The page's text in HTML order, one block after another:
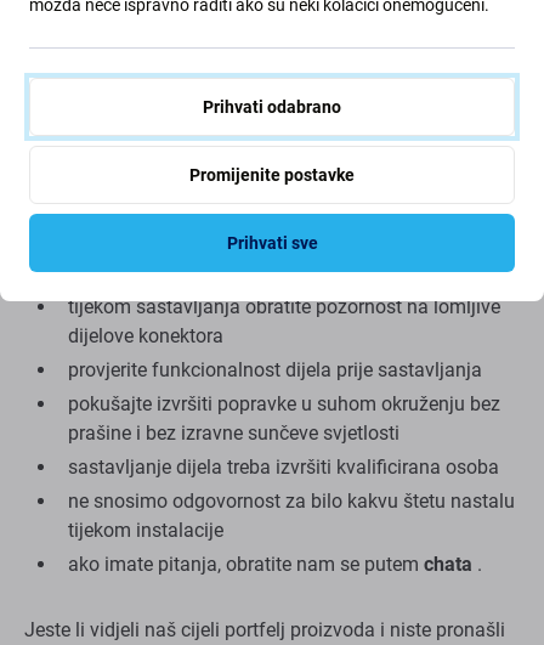
originala, a rezervni dio isporučen kao Aftermarket može
funkcionalnosti, kvaliteti ili izgledu. Kako biste saznali
više o kvaliteti, pročitajte naš blog gdje se detaljnije
fokusiramo na kvalitetu.
Sastavljanje i savjeti:
Za montažu ili demontažu potrebni su posebni alati
koji se nalaze u našoj ponudi
tijekom sastavljanja obratite pozornost na lomljive
dijelove konektora
provjerite funkcionalnost dijela prije sastavljanja
pokušajte izvršiti popravke u suhom okruženju bez
prašine i bez izravne sunčeve svjetlosti
sastavljanje dijela treba izvršiti kvalificirana osoba
ne snosimo odgovornost za bilo kakvu štetu nastalu
tijekom instalacije
ako imate pitanja, obratite nam se putem chata .
Jeste li vidjeli naš cijeli portfelj proizvoda i niste pronašli
možda neće ispravno raditi ako su neki kolačići onemogućeni.
Prihvati odabrano
Promijenite postavke
Prihvati sve